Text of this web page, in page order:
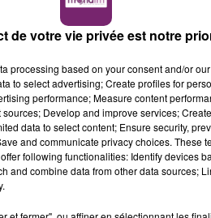
de votre vie privée est notre
processing based on your consent and/or
to select advertising; Create profiles for
performance; Measure content
Develop and improve services;
data to select content; Ensure security,
and communicate privacy choices. These
following functionalities: Identify devices
and combine data from other data sources;